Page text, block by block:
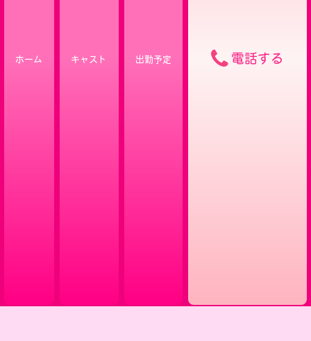
ホーム キャスト 出勤予定 電話する